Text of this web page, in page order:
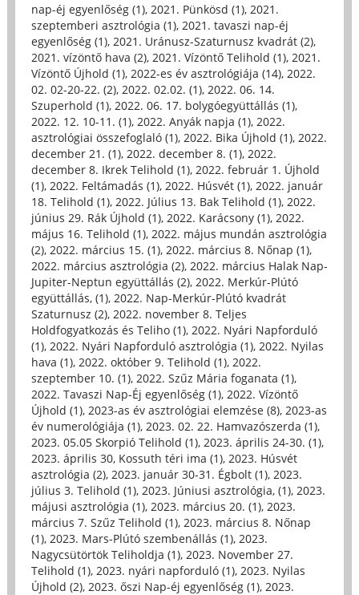
nap-éj egyenlőség (1), 2021. Pünkösd (1), 2021.
szeptemberi asztrológia (1), 2021. tavaszi nap-éj
egyenlőség (1), 2021. Uránusz-Szaturnusz kvadrát (2),
2021. vízöntő hava (2), 2021. Vízöntő Telihold (1), 2021.
Vízöntő Újhold (1), 2022-es év asztrológiája (14), 2022.
02. 02-20-22. (2), 2022. 02.02. (1), 2022. 06. 14.
Szuperhold (1), 2022. 06. 17. bolygóegyüttállás (1),
2022. 12. 10-11. (1), 2022. Anyák napja (1), 2022.
asztrológiai összefoglaló (1), 2022. Bika Újhold (1), 2022.
december 21. (1), 2022. december 8. (1), 2022.
december 8. Ikrek Telihold (1), 2022. február 1. Újhold
(1), 2022. Feltámadás (1), 2022. Húsvét (1), 2022. január
18. Telihold (1), 2022. Július 13. Bak Telihold (1), 2022.
június 29. Rák Újhold (1), 2022. Karácsony (1), 2022.
május 16. Telihold (1), 2022. május mundán asztrológia
(2), 2022. március 15. (1), 2022. március 8. Nőnap (1),
2022. március asztrológia (2), 2022. március Halak Nap-
Jupiter-Neptun együttállás (2), 2022. Merkúr-Plútó
együttállás, (1), 2022. Nap-Merkúr-Plútó kvadrát
Szaturnusz (2), 2022. november 8. Teljes
Holdfogyatkozás és Teliho (1), 2022. Nyári Napforduló
(1), 2022. Nyári Napforduló asztrológia (1), 2022. Nyilas
hava (1), 2022. október 9. Telihold (1), 2022.
szeptember 10. (1), 2022. Szűz Mária foganata (1),
2022. Tavaszi Nap-Éj egyenlőség (1), 2022. Vízöntő
Újhold (1), 2023-as év asztrológiai elemzése (8), 2023-as
év numerológiája (1), 2023. 02. 22. Hamvazószerda (1),
2023. 05.05 Skorpió Telihold (1), 2023. április 24-30. (1),
2023. április 30, Kossuth téri ima (1), 2023. Húsvét
asztrológia (2), 2023. január 30-31. Égbolt (1), 2023.
július 3. Telihold (1), 2023. Júniusi asztrológia, (1), 2023.
májusi asztrológia (1), 2023. március 20. (1), 2023.
március 7. Szűz Telihold (1), 2023. március 8. Nőnap
(1), 2023. Mars-Plútó szembenállás (1), 2023.
Nagycsütörtök Teliholdja (1), 2023. November 27.
Telihold (1), 2023. nyári napforduló (1), 2023. Nyilas
Újhold (2), 2023. őszi Nap-éj egyenlőség (1), 2023.